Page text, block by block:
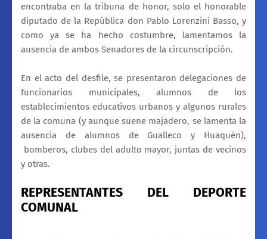
encontraba en la tribuna de honor, solo el honorable
diputado de la República don Pablo Lorenzini Basso, y
como ya se ha hecho costumbre, lamentamos la
ausencia de ambos Senadores de la circunscripción.
En el acto del desfile, se presentaron delegaciones de
funcionarios municipales, alumnos de los
establecimientos educativos urbanos y algunos rurales
de la comuna (y aunque suene majadero, se lamenta la
ausencia de alumnos de Gualleco y Huaquén),
bomberos, clubes del adulto mayor, juntas de vecinos
y otras.
REPRESENTANTES DEL DEPORTE
COMUNAL